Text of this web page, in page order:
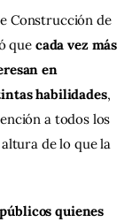
Construcción de
que cada vez más
en
habilidades,
a todos los
de lo que la
quienes